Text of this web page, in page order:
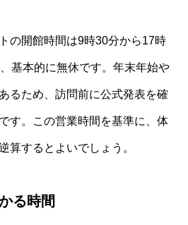
の開館時間は9時30分から17時
基本的に無休です。年末年始や
るため、訪問前に公式発表を確
す。この営業時間を基準に、体
算するとよいでしょう。
る時間